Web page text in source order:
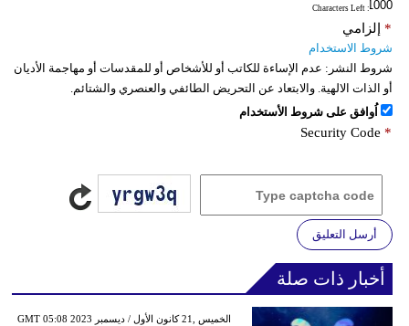
: Characters Left
إلزامي *
شروط الاستخدام
شروط النشر: عدم الإساءة للكاتب أو للأشخاص أو للمقدسات أو مهاجمة الأديان
أو الذات الالهية. والابتعاد عن التحريض الطائفي والعنصري والشتائم.
اُوافق على شروط الأستخدام
Security Code *
أرسل التعليق
أخبار ذات صلة
GMT 05:08 2023 الخميس ,21 كانون الأول / ديسمبر